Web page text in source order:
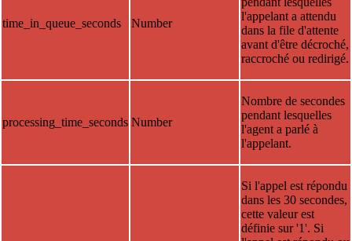
time_in_queue_seconds Number
l'appelant a attendu
dans la file d'attente
avant d'être décroché,
raccroché ou redirigé.
processing_time_seconds Number
Nombre de secondes
pendant lesquelles
l'agent a parlé à
l'appelant.
Si l'appel est répondu
dans les 30 secondes,
cette valeur est
définie sur '1'. Si